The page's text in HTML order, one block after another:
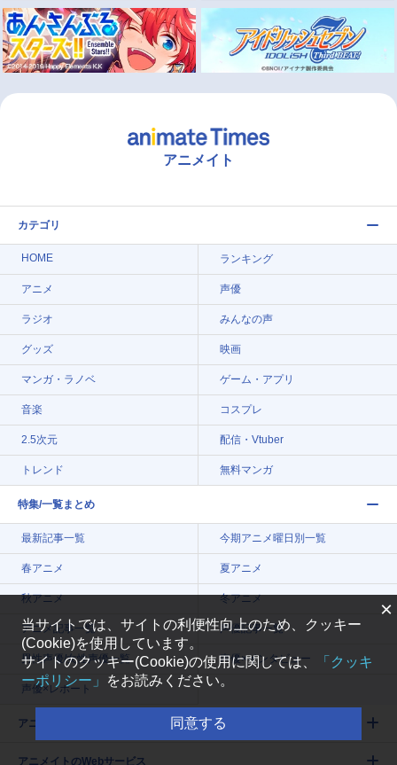
アニメイト
カテゴリ
HOME ランキング
アニメ 声優
ラジオ みんなの声
グッズ 映画
マンガ・ラノベ ゲーム・アプリ
音楽 コスプレ
2.5次元 配信・Vtuber
トレンド 無料マンガ
特集/一覧まとめ
最新記事一覧 今期アニメ曜日別一覧
春アニメ 夏アニメ
秋アニメ 冬アニメ
アニメ記事一覧 声優記事一覧
男性声優/女性声優一覧 声優×インタビュー
声優×レポート
アニメイトタイムズについて
アニメイトのWebサービス
×
当サイトでは、サイトの利便性向上のため、クッキー
(Cookie)を使用しています。
サイトのクッキー(Cookie)の使用に関しては、
「クッキ
ーポリシー」
をお読みください。
同意する